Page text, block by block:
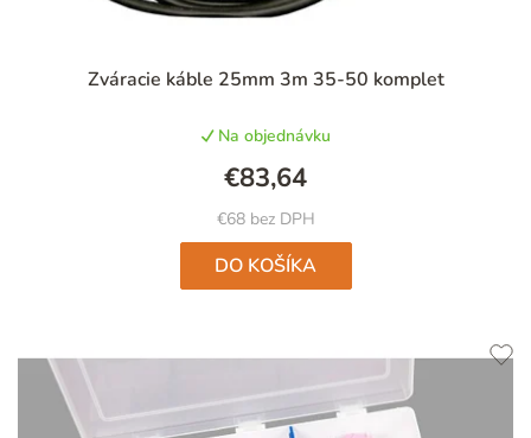
Zváracie káble 25mm 3m 35-50 komplet
hodnotenie
je
5,0
z
5
hviezdičiek.
Na objednávku
€68 bez DPH
€83,64
DO KOŠÍKA